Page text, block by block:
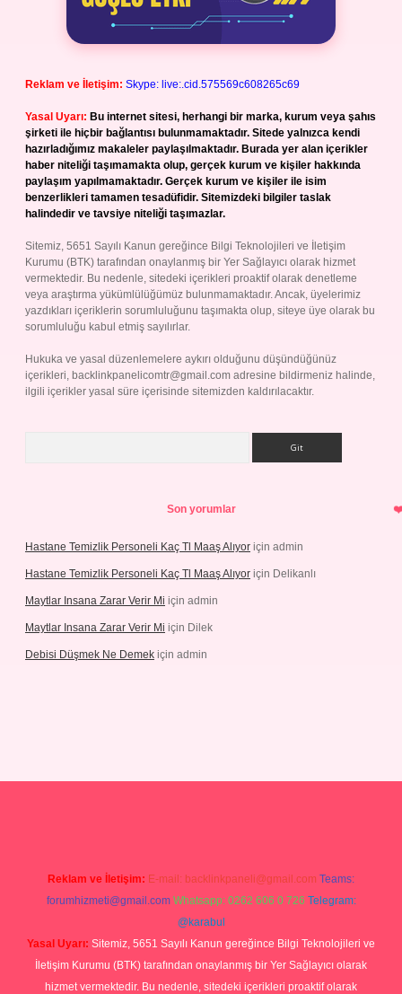
Reklam ve İletişim: Skype: live:.cid.575569c608265c69
Yasal Uyarı: Bu internet sitesi, herhangi bir marka, kurum veya şahıs
şirketi ile hiçbir bağlantısı bulunmamaktadır. Sitede yalnızca kendi
hazırladığımız makaleler paylaşılmaktadır. Burada yer alan içerikler
haber niteliği taşımamakta olup, gerçek kurum ve kişiler hakkında
paylaşım yapılmamaktadır. Gerçek kurum ve kişiler ile isim
benzerlikleri tamamen tesadüfidir. Sitemizdeki bilgiler taslak
halindedir ve tavsiye niteliği taşımazlar.
Sitemiz, 5651 Sayılı Kanun gereğince Bilgi Teknolojileri ve İletişim
Kurumu (BTK) tarafından onaylanmış bir Yer Sağlayıcı olarak hizmet
vermektedir. Bu nedenle, sitedeki içerikleri proaktif olarak denetleme
veya araştırma yükümlülüğümüz bulunmamaktadır. Ancak, üyelerimiz
yazdıkları içeriklerin sorumluluğunu taşımakta olup, siteye üye olarak bu
sorumluluğu kabul etmiş sayılırlar.
Hukuka ve yasal düzenlemelere aykırı olduğunu düşündüğünüz
içerikleri, backlinkpanelicomtr@gmail.com adresine bildirmeniz halinde,
ilgili içerikler yasal süre içerisinde sitemizden kaldırılacaktır.
Son yorumlar
Hastane Temizlik Personeli Kaç Tl Maaş Alıyor için admin
Hastane Temizlik Personeli Kaç Tl Maaş Alıyor için Delikanlı
Maytlar Insana Zarar Verir Mi için admin
Maytlar Insana Zarar Verir Mi için Dilek
Debisi Düşmek Ne Demek için admin
Reklam ve İletişim: E-mail: backlinkpaneli@gmail.com Teams:
forumhizmeti@gmail.com Whatsapp: 0262 606 0 726 Telegram:
@karabul
Yasal Uyarı: Sitemiz, 5651 Sayılı Kanun gereğince Bilgi Teknolojileri ve
İletişim Kurumu (BTK) tarafından onaylanmış bir Yer Sağlayıcı olarak
hizmet vermektedir. Bu nedenle, sitedeki içerikleri proaktif olarak